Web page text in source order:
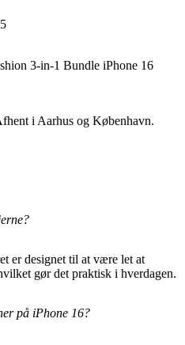
3-in-1 Bundle iPhone 16
i Aarhus og København.
er designet til at være let at
gør det praktisk i hverdagen.
på iPhone 16?